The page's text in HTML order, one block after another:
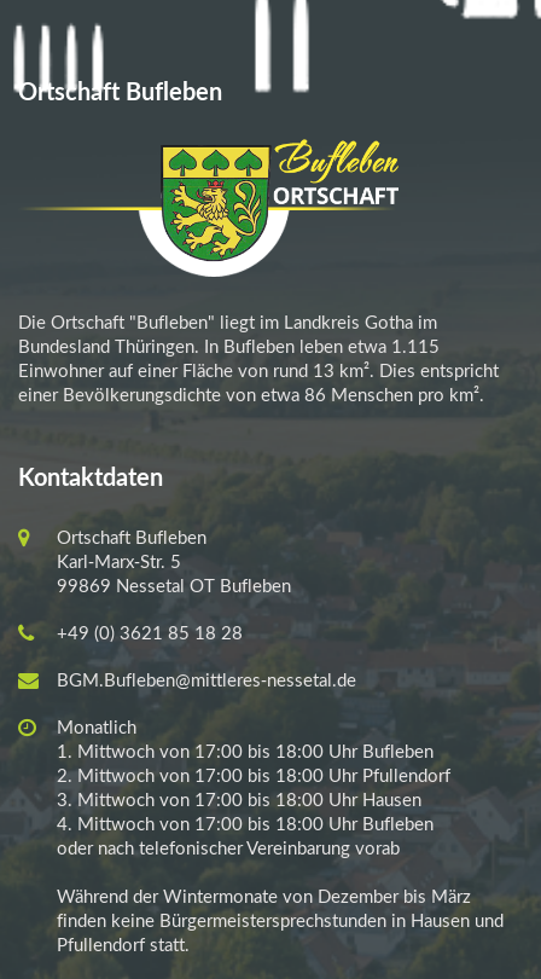
Ortschaft Bufleben
Die Ortschaft "Bufleben" liegt im Landkreis Gotha im
Bundesland Thüringen. In Bufleben leben etwa 1.115
Einwohner auf einer Fläche von rund 13 km². Dies entspricht
einer Bevölkerungsdichte von etwa 86 Menschen pro km².
Kontaktdaten
Ortschaft Bufleben
Karl-Marx-Str. 5
99869 Nessetal OT Bufleben
+49 (0) 3621 85 18 28
BGM.Bufleben@mittleres-nessetal.de
Monatlich
1. Mittwoch von 17:00 bis 18:00 Uhr Bufleben
2. Mittwoch von 17:00 bis 18:00 Uhr Pfullendorf
3. Mittwoch von 17:00 bis 18:00 Uhr Hausen
4. Mittwoch von 17:00 bis 18:00 Uhr Bufleben
oder nach telefonischer Vereinbarung vorab
Während der Wintermonate von Dezember bis März
finden keine Bürgermeistersprechstunden in Hausen und
Pfullendorf statt.